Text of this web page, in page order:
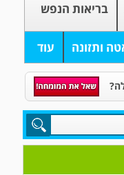
בריאות הנפש
ותזונה עוד